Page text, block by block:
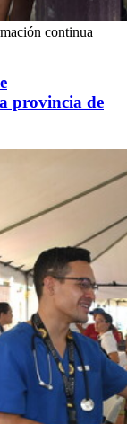
continua
provincia de